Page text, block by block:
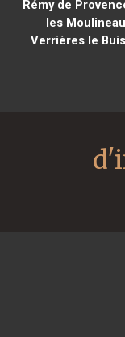
Rémy de
les
Verrières le